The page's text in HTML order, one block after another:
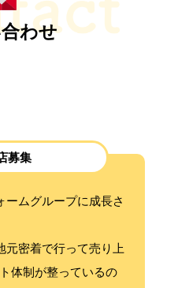
わせ
募集
ームグループに成長さ
元密着で行って売り上
体制が整っているの